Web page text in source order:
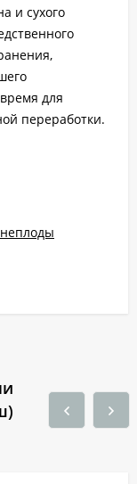
и сухого
для
переработки.